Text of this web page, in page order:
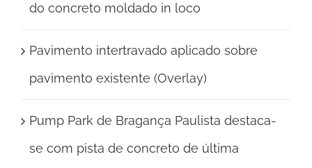
do concreto moldado in loco
Pavimento intertravado aplicado sobre
pavimento existente (Overlay)
Pump Park de Bragança Paulista destaca-
se com pista de concreto de última